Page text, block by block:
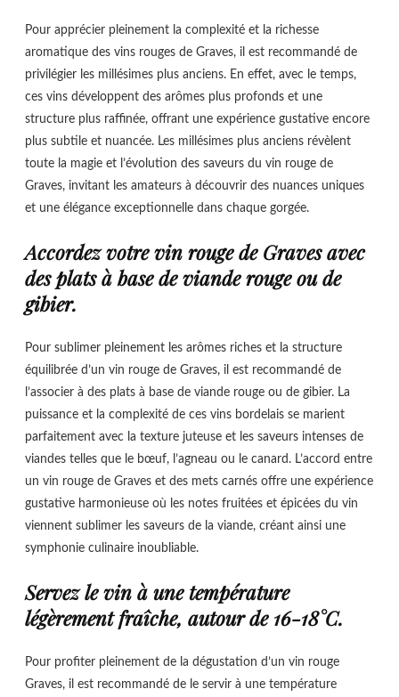
Pour apprécier pleinement la complexité et la richesse
aromatique des vins rouges de Graves, il est recommandé de
privilégier les millésimes plus anciens. En effet, avec le temps,
ces vins développent des arômes plus profonds et une
structure plus raffinée, offrant une expérience gustative encore
plus subtile et nuancée. Les millésimes plus anciens révèlent
toute la magie et l’évolution des saveurs du vin rouge de
Graves, invitant les amateurs à découvrir des nuances uniques
et une élégance exceptionnelle dans chaque gorgée.
Accordez votre vin rouge de Graves avec
des plats à base de viande rouge ou de
gibier.
Pour sublimer pleinement les arômes riches et la structure
équilibrée d’un vin rouge de Graves, il est recommandé de
l’associer à des plats à base de viande rouge ou de gibier. La
puissance et la complexité de ces vins bordelais se marient
parfaitement avec la texture juteuse et les saveurs intenses de
viandes telles que le bœuf, l’agneau ou le canard. L’accord entre
un vin rouge de Graves et des mets carnés offre une expérience
gustative harmonieuse où les notes fruitées et épicées du vin
viennent sublimer les saveurs de la viande, créant ainsi une
symphonie culinaire inoubliable.
Servez le vin à une température
légèrement fraîche, autour de 16-18°C.
Pour profiter pleinement de la dégustation d’un vin rouge
Graves, il est recommandé de le servir à une température